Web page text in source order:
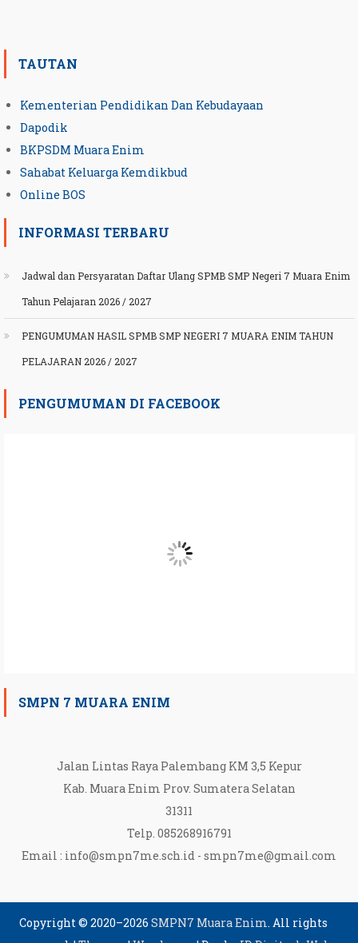
TAUTAN
Kementerian Pendidikan Dan Kebudayaan
Dapodik
BKPSDM Muara Enim
Sahabat Keluarga Kemdikbud
Online BOS
INFORMASI TERBARU
Jadwal dan Persyaratan Daftar Ulang SPMB SMP Negeri 7 Muara Enim
Tahun Pelajaran 2026 / 2027
PENGUMUMAN HASIL SPMB SMP NEGERI 7 MUARA ENIM TAHUN
PELAJARAN 2026 / 2027
PENGUMUMAN DI FACEBOOK
SMPN 7 MUARA ENIM
Jalan Lintas Raya Palembang KM 3,5 Kepur
Kab. Muara Enim Prov. Sumatera Selatan
31311
Telp. 085268916791
Email : info@smpn7me.sch.id -smpn7me@gmail.com
Copyright © 2020–2026SMPN7 Muara Enim. All rights